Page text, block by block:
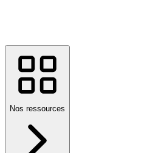
Nos ressources